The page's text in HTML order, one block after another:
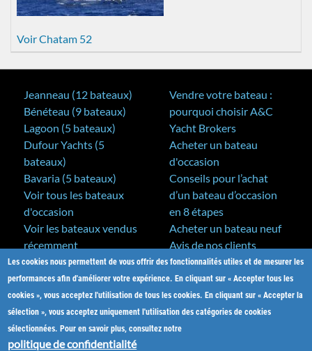
Les cookies nous permettent de vous offrir des fonctionnalités utiles et de mesurer les
performances afin d'améliorer votre expérience. En cliquant sur « Accepter tous les
cookies », vous acceptez l'utilisation de tous les cookies. En cliquant sur « Accepter la
sélection », vous acceptez uniquement l'utilisation des catégories de cookies
sélectionnées. Pour en savoir plus, consultez notre
politique de confidentialité
Voir Chatam 52
Jeanneau (12 bateaux)
Bénéteau (9 bateaux)
Lagoon (5 bateaux)
Dufour Yachts (5
bateaux)
Bavaria (5 bateaux)
Voir tous les bateaux
d'occasion
Voir les bateaux vendus
récemment
Vendre votre bateau :
pourquoi choisir A&C
Yacht Brokers
Acheter un bateau
d'occasion
Conseils pour l’achat
d’un bateau d’occasion
en 8 étapes
Acheter un bateau neuf
Avis de nos clients
A&C Yacht Brokers
Actualités
Salons nautiques
Notre métier
L'équipe
Bateaux neufs